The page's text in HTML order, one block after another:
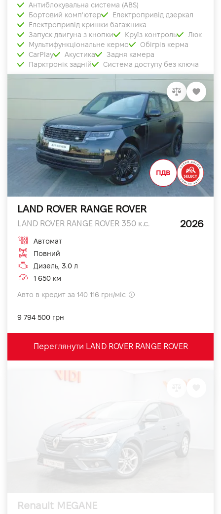
Антиблокувальна система (ABS)
Бортовий комп'ютер
Електропривід дзеркал
Електропривід кришки багажника
Запуск двигуна з кнопки
Круїз контроль
Люк
Мультифункціональне кермо
Обігрів керма
CarPlay
Акустика
Задня камера
Парктронік задній
Система доступу без ключа
LAND ROVER RANGE ROVER
LAND ROVER RANGE ROVER 350 к.с. 2026
Автомат
Повний
Дизель, 3.0 л
1 650 км
Авто в кредит за 140 116 грн/міс
9 794 500 грн
Переглянути LAND ROVER RANGE ROVER
Renault MEGANE